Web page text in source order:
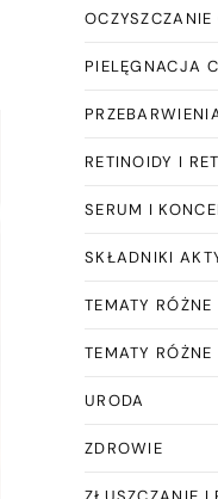
OCZYSZCZANIE
PIELĘGNACJA
RETINOIDY I
SERUM I
SKŁADNIKI
TEMATY RÓŻNE
TEMATY RÓŻNE
URODA
ZDROWIE